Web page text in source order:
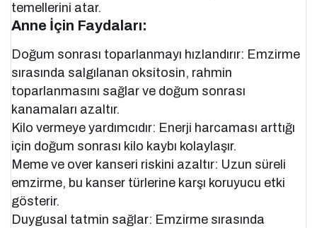
temellerini atar.
Anne İçin Faydaları:
Doğum sonrası toparlanmayı hızlandırır: Emzirme
sırasında salgılanan oksitosin, rahmin
toparlanmasını sağlar ve doğum sonrası
kanamaları azaltır.
Kilo vermeye yardımcıdır: Enerji harcaması arttığı
için doğum sonrası kilo kaybı kolaylaşır.
Meme ve over kanseri riskini azaltır: Uzun süreli
emzirme, bu kanser türlerine karşı koruyucu etki
gösterir.
Duygusal tatmin sağlar: Emzirme sırasında